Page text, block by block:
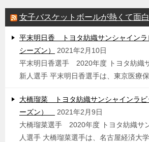
女子バスケットボールが熱くて面白
平末明日香 トヨタ紡織サンシャインラ
シーズン）
2021年2月10日
平末明日香選手 2020年度 トヨタ紡織
新人選手 平末明日香選手は、東京医療
大橋瑠菜 トヨタ紡織サンシャインラビ
ーズン）
2021年2月9日
大橋瑠菜選手 2020年度 トヨタ紡織サ
人選手 大橋瑠菜選手は、名古屋経済大